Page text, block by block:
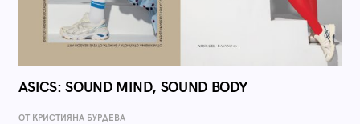
ASICS: SOUND MIND, SOUND BODY
ОТ КРИСТИЯНА БУРДЕВА